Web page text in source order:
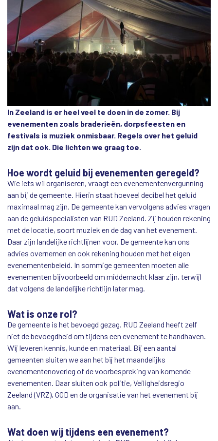
In Zeeland is er heel veel te doen in de zomer. Bij
evenementen zoals braderieën, dorpsfeesten en
festivals is muziek onmisbaar. Regels over het geluid
zijn dat ook. Die lichten we graag toe.
Hoe wordt geluid bij evenementen geregeld?
Wie iets wil organiseren, vraagt een evenementenvergunning
aan bij de gemeente. Hierin staat hoeveel decibel het geluid
maximaal mag zijn. De gemeente kan vervolgens advies vragen
aan de geluidspecialisten van RUD Zeeland. Zij houden rekening
met de locatie, soort muziek en de dag van het evenement.
Daar zijn landelijke richtlijnen voor. De gemeente kan ons
advies overnemen en ook rekening houden met het eigen
evenementenbeleid. In sommige gemeenten moeten alle
evenementen bijvoorbeeld om middernacht klaar zijn, terwijl
dat volgens de landelijke richtlijn later mag.
Wat is onze rol?
De gemeente is het bevoegd gezag. RUD Zeeland heeft zelf
niet de bevoegdheid om tijdens een evenement te handhaven.
Wij leveren kennis, kunde en materiaal. Bij een aantal
gemeenten sluiten we aan het bij het maandelijks
evenementenoverleg of de voorbespreking van komende
evenementen. Daar sluiten ook politie, Veiligheidsregio
Zeeland (VRZ), GGD en de organisatie van het evenement bij
aan.
Wat doen wij tijdens een evenement?